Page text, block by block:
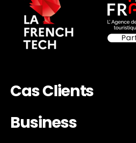
Cas Clients
Business